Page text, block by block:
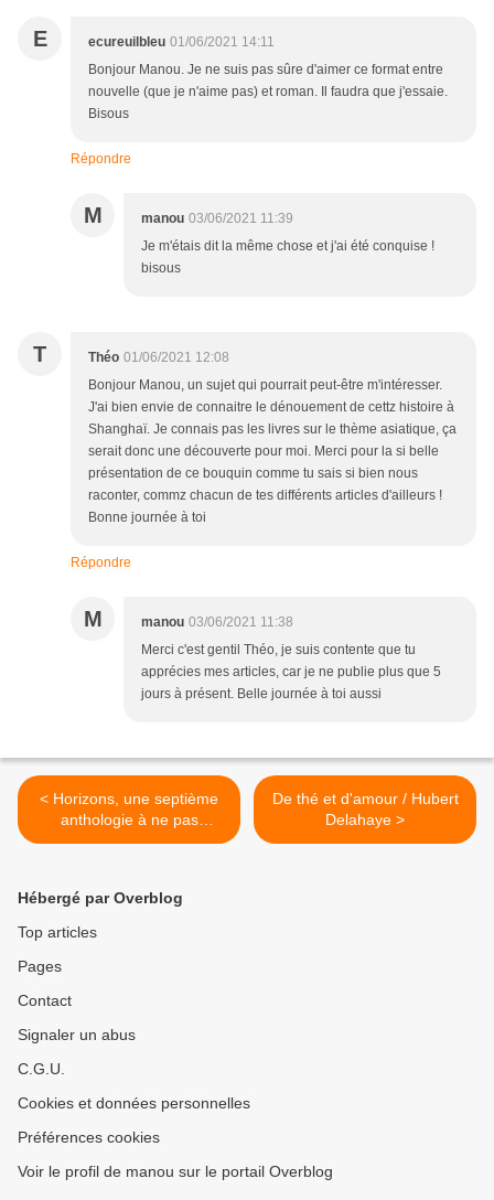
E ecureuilbleu 01/06/2021 14:11
Bonjour Manou. Je ne suis pas sûre d'aimer ce format entre
nouvelle (que je n'aime pas) et roman. Il faudra que j'essaie.
Bisous
Répondre
M manou 03/06/2021 11:39
Je m'étais dit la même chose et j'ai été conquise !
bisous
T Théo 01/06/2021 12:08
Bonjour Manou, un sujet qui pourrait peut-être m'intéresser.
J'ai bien envie de connaitre le dénouement de cettz histoire à
Shanghaï. Je connais pas les livres sur le thème asiatique, ça
serait donc une découverte pour moi. Merci pour la si belle
présentation de ce bouquin comme tu sais si bien nous
raconter, commz chacun de tes différents articles d'ailleurs !
Bonne journée à toi
Répondre
M manou 03/06/2021 11:38
Merci c'est gentil Théo, je suis contente que tu
apprécies mes articles, car je ne publie plus que 5
jours à présent. Belle journée à toi aussi
< Horizons, une septième
anthologie à ne pas
manquer...
De thé et d'amour / Hubert
Delahaye >
Hébergé par Overblog
Top articles
Pages
Contact
Signaler un abus
C.G.U.
Cookies et données personnelles
Préférences cookies
Voir le profil de manou sur le portail Overblog